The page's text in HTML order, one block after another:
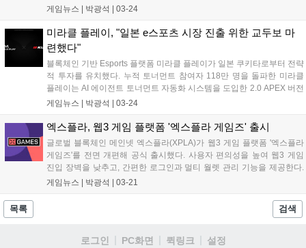
관한다. 3월 21일부터 4월 25일까지 접수하며, 5월 16일 고려대학교에
게임뉴스 | 박광석 | 03-24
미라클 플레이, "일본 e스포츠 시장 진출 위한 교두보 마
련했다"
블록체인 기반 Esports 플랫폼 미라클 플레이가 일본 쿠키타로부터 전략
적 투자를 유치했다. 누적 토너먼트 참여자 118만 명을 돌파한 미라클
플레이는 AI 에이전트 토너먼트 자동화 시스템을 도입한 2.0 APEX 버전
을 공개했다. 이달 말 AI 에이전트 기반 레이싱 게임 AI 그랑프리의 베타
구축, Web3 생태계 확장 프로젝트를 공동 추진할 계획이다....
게임뉴스 | 박광석 | 03-24
엑스플라, 웹3 게임 플랫폼 '엑스플라 게임즈' 출시
글로벌 블록체인 메인넷 엑스플라(XPLA)가 웹3 게임 플랫폼 '엑스플라
게임즈'를 전면 개편해 공식 출시했다. 사용자 편의성을 높여 웹3 게임
진입 장벽을 낮추고, 간편한 로그인과 멀티 월렛 관리 기능을 제공한다.
하반기에는 게임 랭킹, 이벤트 정보, 유저 보상 등 다양한 게임 경험을 제
게임뉴스 | 박광석 | 03-21
목록 검색
로그인 PC화면 퀵링크 설정